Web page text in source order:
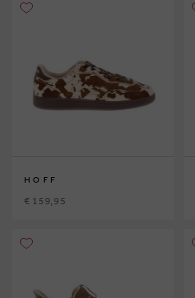
HOFF
€ 159,95